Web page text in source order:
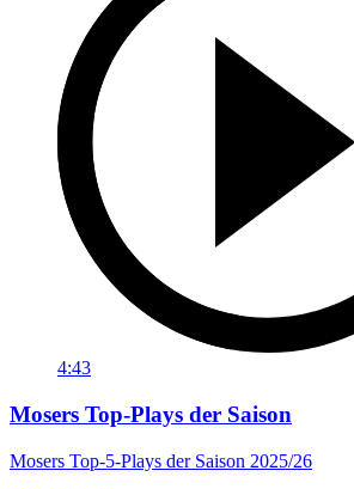
4:43
Mosers Top-Plays der Saison
Mosers Top-5-Plays der Saison 2025/26